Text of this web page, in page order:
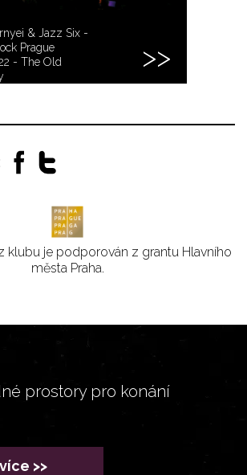
& Jazz Six -
Prague
- The Old
klubu je podporován z grantu Hlavního
města Praha.
prostory pro konání
>>